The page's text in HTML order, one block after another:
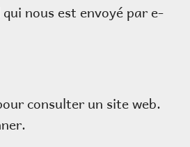
nous est envoyé par e-
consulter un site web.